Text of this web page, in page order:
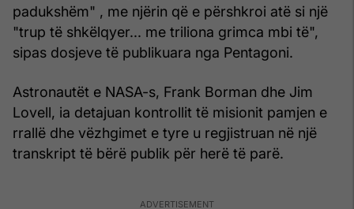
padukshëm" , me njërin që e përshkroi atë si një
"trup të shkëlqyer... me triliona grimca mbi të",
sipas dosjeve të publikuara nga Pentagoni.
Astronautët e NASA-s, Frank Borman dhe Jim
Lovell, ia detajuan kontrollit të misionit pamjen e
rrallë dhe vëzhgimet e tyre u regjistruan në një
transkript të bërë publik për herë të parë.